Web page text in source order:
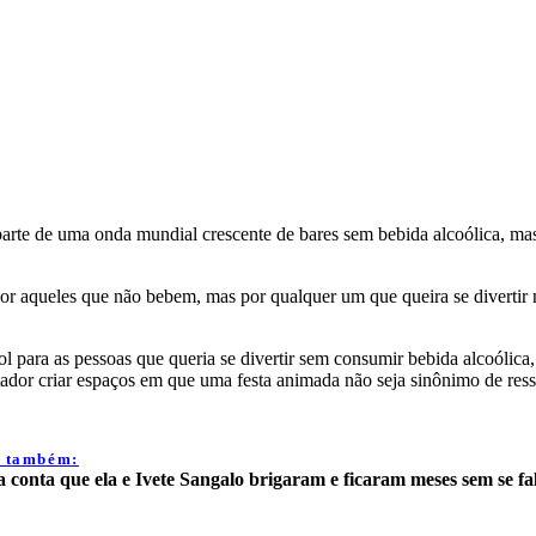
de uma onda mundial crescente de bares sem bebida alcoólica,
aqueles que não bebem, mas por qualquer um que queira se
as pessoas que queria se divertir sem consumir bebida
criar espaços em que uma festa animada não seja sinônimo de
também:
conta que ela e Ivete Sangalo brigaram e ficaram meses sem se